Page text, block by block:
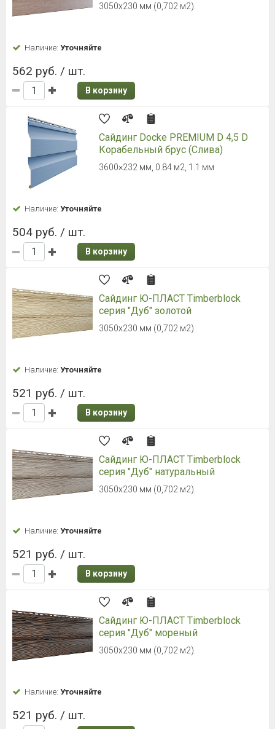
3050х230 мм (0,702 м2).
Наличие: Уточняйте
562 руб. / шт.
В корзину
Сайдинг Docke PREMIUM D 4,5 D
Корабельный брус (Слива)
3600×232 мм, 0.84 м2, 1.1 мм
Наличие: Уточняйте
504 руб. / шт.
В корзину
Сайдинг Ю-ПЛАСТ Timberblock
серия "Дуб" золотой
3050х230 мм (0,702 м2).
Наличие: Уточняйте
521 руб. / шт.
В корзину
Сайдинг Ю-ПЛАСТ Timberblock
серия "Дуб" натуральный
3050х230 мм (0,702 м2).
Наличие: Уточняйте
521 руб. / шт.
В корзину
Сайдинг Ю-ПЛАСТ Timberblock
серия "Дуб" мореный
3050х230 мм (0,702 м2).
Наличие: Уточняйте
521 руб. / шт.